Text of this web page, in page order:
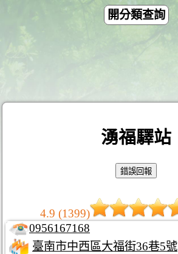
開分類查詢
湧福驛站
4.9 (1399)
0956167168
臺南市中西區大福街36巷5號